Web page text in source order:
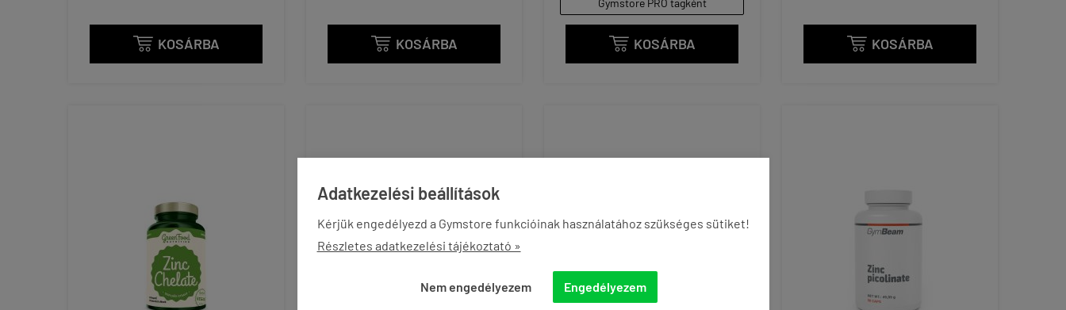
Adatkezelési beállítások
Kérjük engedélyezd a Gymstore funkcióinak használatához szükséges sütiket!
Részletes adatkezelési tájékoztató »
Nem engedélyezem Engedélyezem
 KOSÁRBA  KOSÁRBA
Gymstore PRO tagként
 KOSÁRBA  KOSÁRBA